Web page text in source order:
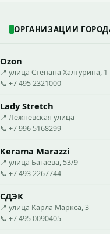
ОРГАНИЗАЦИИ
Ozon
📍 улица Степана Халтурина, 1
📞 +7 495 2321000
Lady Stretch
📍 Лежневская улица
📞 +7 996 5168299
Kerama Marazzi
📍 улица Багаева, 53/9
📞 +7 493 2267744
СДЭК
📍 улица Карла Маркса, 3
📞 +7 495 0090405